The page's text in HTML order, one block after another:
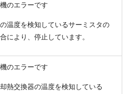
のエラーです
温度を検知しているサーミスタの
により、停止しています。
のエラーです
熱交換器の温度を検知している